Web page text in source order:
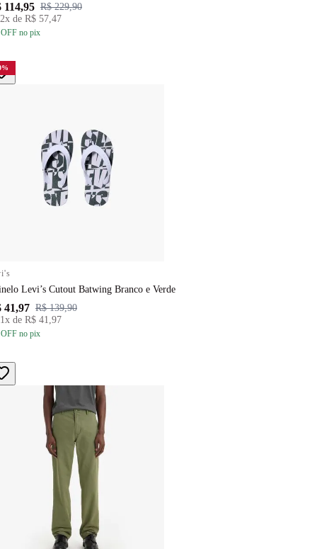
114,95 R$ 229,90
2x de R$ 57,47
no pix
%
Levi’s Cutout Batwing Branco e Verde
41,97 R$ 139,90
1x de R$ 41,97
no pix